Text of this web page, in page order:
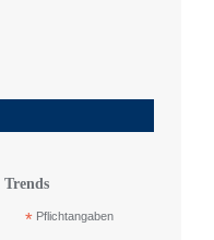
* Pflichtangaben